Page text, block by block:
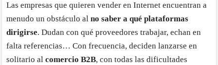
Las empresas que quieren vender en Internet encuentran a
menudo un obstáculo alno saber a qué plataformas
dirigirse. Dudan con qué proveedores trabajar, echan en
falta referencias… Con frecuencia, deciden lanzarse en
solitario al comercio B2B, con todas las dificultades